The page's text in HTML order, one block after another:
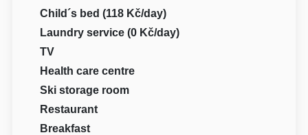
Child´s bed (118 Kč/day)
Laundry service (0 Kč/day)
TV
Health care centre
Ski storage room
Restaurant
Breakfast